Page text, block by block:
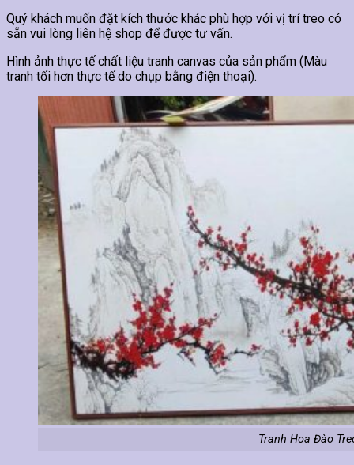
Quý khách muốn đặt kích thước khác phù hợp với vị trí treo có
sẵn vui lòng liên hệ shop để được tư vấn.
Hình ảnh thực tế chất liệu tranh canvas của sản phẩm (Màu
tranh tối hơn thực tế do chụp bằng điện thoại).
Tranh Hoa Đào